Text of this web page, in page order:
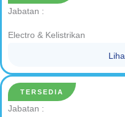
Jabatan :
Electro & Kelistrikan
TERSEDIA
Jabatan :